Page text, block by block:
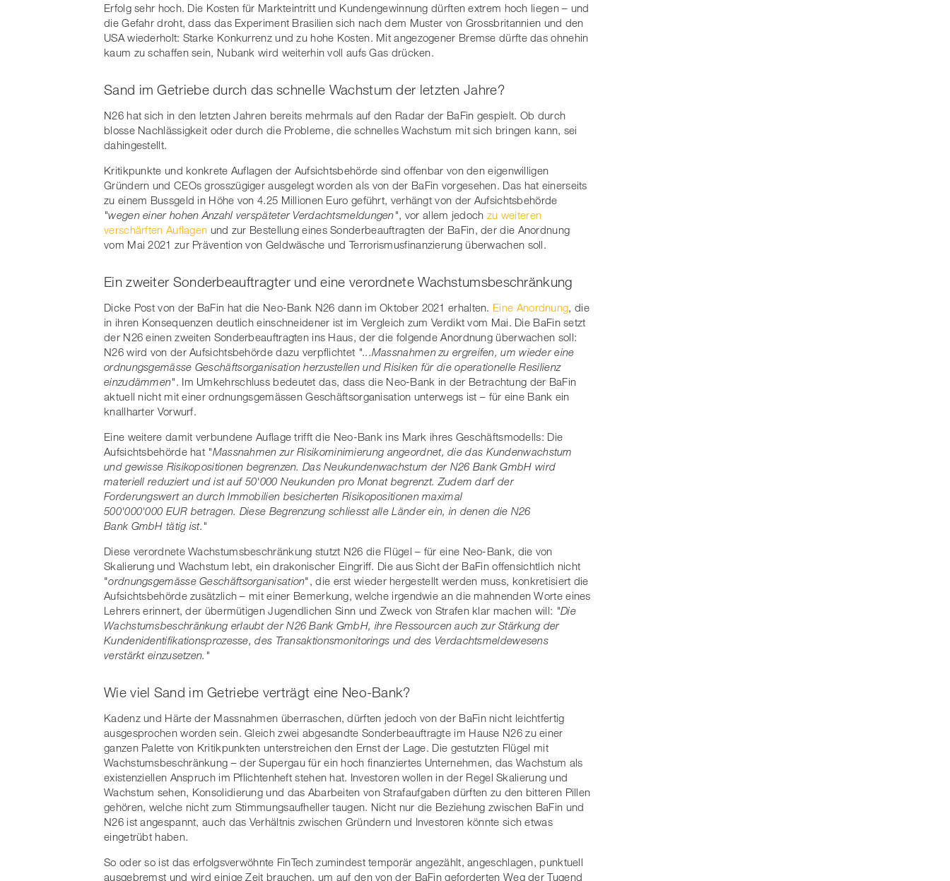
Erfolg sehr hoch. Die Kosten für Markteintritt und Kundengewinnung dürften extrem hoch liegen – und
die Gefahr droht, dass das Experiment Brasilien sich nach dem Muster von Grossbritannien und den
USA wiederholt: Starke Konkurrenz und zu hohe Kosten. Mit angezogener Bremse dürfte das ohnehin
kaum zu schaffen sein, Nubank wird weiterhin voll aufs Gas drücken.
Sand im Getriebe durch das schnelle Wachstum der letzten Jahre?
N26 hat sich in den letzten Jahren bereits mehrmals auf den Radar der BaFin gespielt. Ob durch
blosse Nachlässigkeit oder durch die Probleme, die schnelles Wachstum mit sich bringen kann, sei
dahingestellt.
Kritikpunkte und konkrete Auflagen der Aufsichtsbehörde sind offenbar von den eigenwilligen
Gründern und CEOs grosszügiger ausgelegt worden als von der BaFin vorgesehen. Das hat einerseits
zu einem Bussgeld in Höhe von 4.25 Millionen Euro geführt, verhängt von der Aufsichtsbehörde
"wegen einer hohen Anzahl verspäteter Verdachtsmeldungen", vor allem jedoch zu weiteren
verschärften Auflagen und zur Bestellung eines Sonderbeauftragten der BaFin, der die Anordnung
vom Mai 2021 zur Prävention von Geldwäsche und Terrorismusfinanzierung überwachen soll.
Ein zweiter Sonderbeauftragter und eine verordnete Wachstumsbeschränkung
Dicke Post von der BaFin hat die Neo-Bank N26 dann im Oktober 2021 erhalten. Eine Anordnung, die
in ihren Konsequenzen deutlich einschneidener ist im Vergleich zum Verdikt vom Mai. Die BaFin setzt
der N26 einen zweiten Sonderbeauftragten ins Haus, der die folgende Anordnung überwachen soll:
N26 wird von der Aufsichtsbehörde dazu verpflichtet "...Massnahmen zu ergreifen, um wieder eine
ordnungsgemässe Geschäftsorganisation herzustellen und Risiken für die operationelle Resilienz
einzudämmen". Im Umkehrschluss bedeutet das, dass die Neo-Bank in der Betrachtung der BaFin
aktuell nicht mit einer ordnungsgemässen Geschäftsorganisation unterwegs ist – für eine Bank ein
knallharter Vorwurf.
Eine weitere damit verbundene Auflage trifft die Neo-Bank ins Mark ihres Geschäftsmodells: Die
Aufsichtsbehörde hat "Massnahmen zur Risikominimierung angeordnet, die das Kundenwachstum
und gewisse Risikopositionen begrenzen. Das Neukundenwachstum der N26 Bank GmbH wird
materiell reduziert und ist auf 50'000 Neukunden pro Monat begrenzt. Zudem darf der
Forderungswert an durch Immobilien besicherten Risikopositionen maximal
500'000'000 EUR betragen. Diese Begrenzung schliesst alle Länder ein, in denen die N26
Bank GmbH tätig ist."
Diese verordnete Wachstumsbeschränkung stutzt N26 die Flügel – für eine Neo-Bank, die von
Skalierung und Wachstum lebt, ein drakonischer Eingriff. Die aus Sicht der BaFin offensichtlich nicht
"ordnungsgemässe Geschäftsorganisation", die erst wieder hergestellt werden muss, konkretisiert die
Aufsichtsbehörde zusätzlich – mit einer Bemerkung, welche irgendwie an die mahnenden Worte eines
Lehrers erinnert, der übermütigen Jugendlichen Sinn und Zweck von Strafen klar machen will: "Die
Wachstumsbeschränkung erlaubt der N26 Bank GmbH, ihre Ressourcen auch zur Stärkung der
Kundenidentifikationsprozesse, des Transaktionsmonitorings und des Verdachtsmeldewesens
verstärkt einzusetzen."
Wie viel Sand im Getriebe verträgt eine Neo-Bank?
Kadenz und Härte der Massnahmen überraschen, dürften jedoch von der BaFin nicht leichtfertig
ausgesprochen worden sein. Gleich zwei abgesandte Sonderbeauftragte im Hause N26 zu einer
ganzen Palette von Kritikpunkten unterstreichen den Ernst der Lage. Die gestutzten Flügel mit
Wachstumsbeschränkung – der Supergau für ein hoch finanziertes Unternehmen, das Wachstum als
existenziellen Anspruch im Pflichtenheft stehen hat. Investoren wollen in der Regel Skalierung und
Wachstum sehen, Konsolidierung und das Abarbeiten von Strafaufgaben dürften zu den bitteren Pillen
gehören, welche nicht zum Stimmungsaufheller taugen. Nicht nur die Beziehung zwischen BaFin und
N26 ist angespannt, auch das Verhältnis zwischen Gründern und Investoren könnte sich etwas
eingetrübt haben.
So oder so ist das erfolgsverwöhnte FinTech zumindest temporär angezählt, angeschlagen, punktuell
ausgebremst und wird einige Zeit brauchen, um auf den von der BaFin geforderten Weg der Tugend